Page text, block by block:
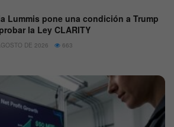
Lummis pone una condición a Trump
la Ley CLARITY
DE 2026 663